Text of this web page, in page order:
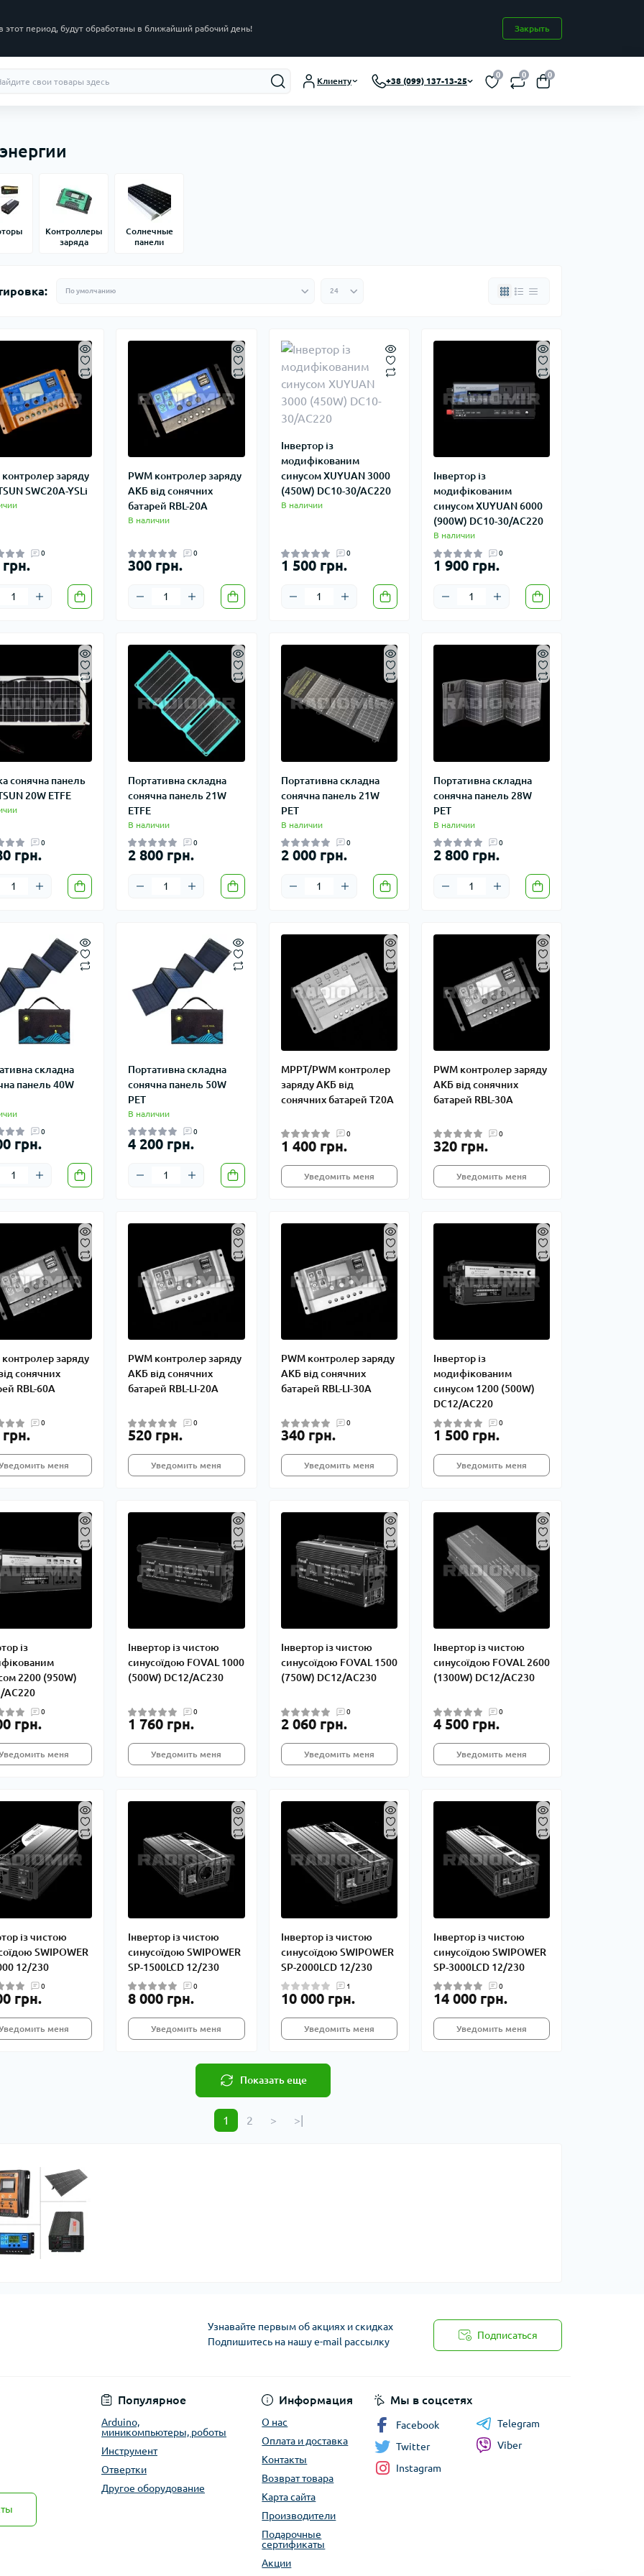
период, будут обработаны в ближайший рабочий день! Закрыть
Клиенту +38 (099) 137-13-25
0 0 0
Контроллеры
заряда
Солнечные
панели
контролер заряду
SWC20A-YSLi
0
PWM контролер заряду
АКБ від сонячних
батарей RBL-20A
В наличии
0
300 грн.
Інвертор із
модифікованим
синусом XUYUAN 3000
(450W) DC10-30/AC220
В наличии
0
1 500 грн.
Інвертор із
модифікованим
синусом XUYUAN 6000
(900W) DC10-30/AC220
В наличии
0
1 900 грн.
сонячна панель
20W ETFE
0
грн.
Портативна складна
сонячна панель 21W
ETFE
В наличии
0
2 800 грн.
Портативна складна
сонячна панель 21W
PET
В наличии
0
2 000 грн.
Портативна складна
сонячна панель 28W
PET
В наличии
0
2 800 грн.
складна
панель 40W
0
грн.
Портативна складна
сонячна панель 50W
PET
В наличии
0
4 200 грн.
MPPT/PWM контролер
заряду АКБ від
сонячних батарей T20A
0
1 400 грн.
Уведомить меня
PWM контролер заряду
АКБ від сонячних
батарей RBL-30A
0
320 грн.
Уведомить меня
контролер заряду
сонячних
RBL-60A
0
меня
PWM контролер заряду
АКБ від сонячних
батарей RBL-LI-20A
0
520 грн.
Уведомить меня
PWM контролер заряду
АКБ від сонячних
батарей RBL-LI-30A
0
340 грн.
Уведомить меня
Інвертор із
модифікованим
синусом 1200 (500W)
DC12/AC220
0
1 500 грн.
Уведомить меня
із
2200 (950W)
AC220
0
грн.
меня
Інвертор із чистою
синусоїдою FOVAL 1000
(500W) DC12/AC230
0
1 760 грн.
Уведомить меня
Інвертор із чистою
синусоїдою FOVAL 1500
(750W) DC12/AC230
0
2 060 грн.
Уведомить меня
Інвертор із чистою
синусоїдою FOVAL 2600
(1300W) DC12/AC230
0
4 500 грн.
Уведомить меня
із чистою
SWIPOWER
12/230
0
грн.
меня
Інвертор із чистою
синусоїдою SWIPOWER
SP-1500LCD 12/230
0
8 000 грн.
Уведомить меня
Інвертор із чистою
синусоїдою SWIPOWER
SP-2000LCD 12/230
1
10 000 грн.
Уведомить меня
Інвертор із чистою
синусоїдою SWIPOWER
SP-3000LCD 12/230
0
14 000 грн.
Уведомить меня
Показать еще
1 2 > >|
Узнавайте первым об акциях и скидках
Подпишитесь на нашу e-mail рассылку
Подписаться
Популярное
Arduino,
миникомпьютеры, роботы
Инструмент
Отвертки
Другое оборудование
Информация
О нас
Оплата и доставка
Контакты
Возврат товара
Карта сайта
Производители
Подарочные
сертификаты
Акции
Мы в соцсетях
Facebook
Twitter
Instagram
Telegram
Viber